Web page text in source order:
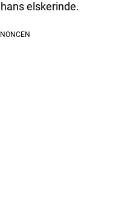
elskerinde.